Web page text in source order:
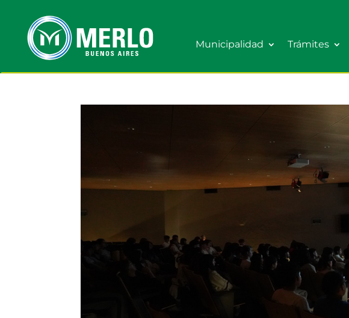
Municipalidad Trámites